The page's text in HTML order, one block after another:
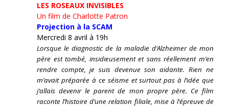
LES ROSEAUX INVISIBLES
Un film de Charlotte Patron
Projection à la SCAM
Mercredi 8 avril à 19h
Lorsque le diagnostic de la maladie d’Alzheimer de mon
père est tombé, insidieusement et sans réellement m’en
rendre compte, je suis devenue son aidante. Rien ne
m’avait préparée à ce séisme et surtout pas à l’idée que
j’allais devenir le parent de mon propre père. Ce film
raconte l’histoire d’une relation filiale, mise à l’épreuve de